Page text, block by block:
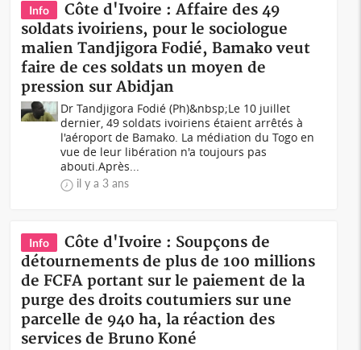
Info
Côte d'Ivoire : Affaire des 49
soldats ivoiriens, pour le sociologue
malien Tandjigora Fodié, Bamako veut
faire de ces soldats un moyen de
pression sur Abidjan
Dr Tandjigora Fodié (Ph)&nbsp;Le 10 juillet
dernier, 49 soldats ivoiriens étaient arrêtés à
l'aéroport de Bamako. La médiation du Togo en
vue de leur libération n'a toujours pas
abouti.Après...
il y a 3 ans
Info
Côte d'Ivoire : Soupçons de
détournements de plus de 100 millions
de FCFA portant sur le paiement de la
purge des droits coutumiers sur une
parcelle de 940 ha, la réaction des
services de Bruno Koné